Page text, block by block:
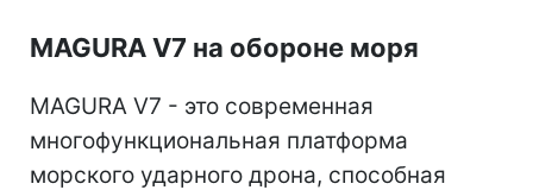
MAGURA V7 на обороне моря
MAGURA V7 - это современная
многофункциональная платформа
морского ударного дрона, способная